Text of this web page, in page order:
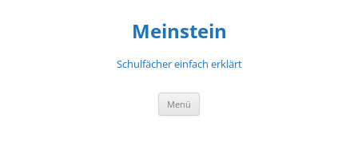
Meinstein
Schulfächer einfach erklärt
Menü